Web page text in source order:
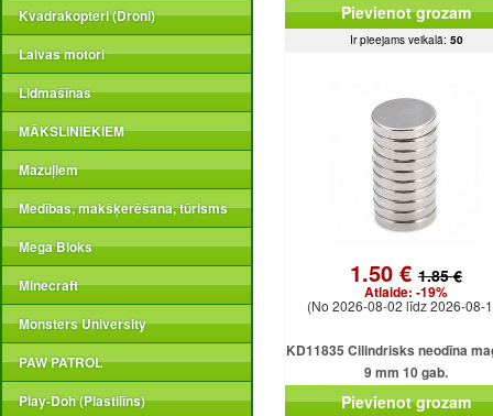
Kvadrakopteri (Droni)
Laivas motori
Lidmašīnas
MĀKSLINIEKIEM
Mazuļiem
Medības, makšķerēšana, tūrisms
Mega Bloks
Minecraft
Monsters University
PAW PATROL
Play-Doh (Plastilīns)
Pievienot grozam
Ir pieejams veikalā: 50
1.50 € 1.85 €
Atlaide: -19%
(No 2026-08-02 līdz 2026-08-
KD11835 Cilindrisks neodīna
9 mm 10 gab.
Pievienot grozam